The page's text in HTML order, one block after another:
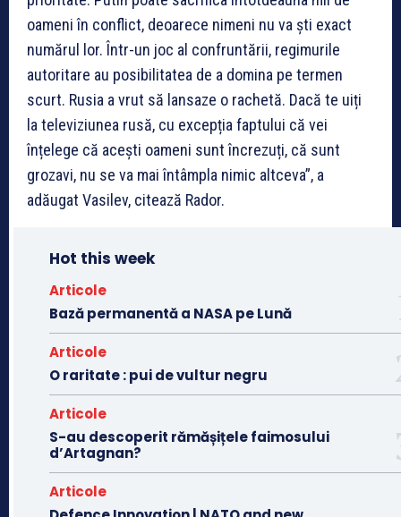
oameni în conflict, deoarece nimeni nu va ști exact
numărul lor. Într-un joc al confruntării, regimurile
autoritare au posibilitatea de a domina pe termen
scurt. Rusia a vrut să lansaze o rachetă. Dacă te uiți
la televiziunea rusă, cu excepția faptului că vei
înțelege că acești oameni sunt încrezuți, că sunt
grozavi, nu se va mai întâmpla nimic altceva”, a
adăugat Vasilev, citează Rador.
Hot this week
Articole
Bază permanentă a NASA pe Lună
Articole
O raritate : pui de vultur negru
Articole
S-au descoperit rămășițele faimosului
d’Artagnan?
Articole